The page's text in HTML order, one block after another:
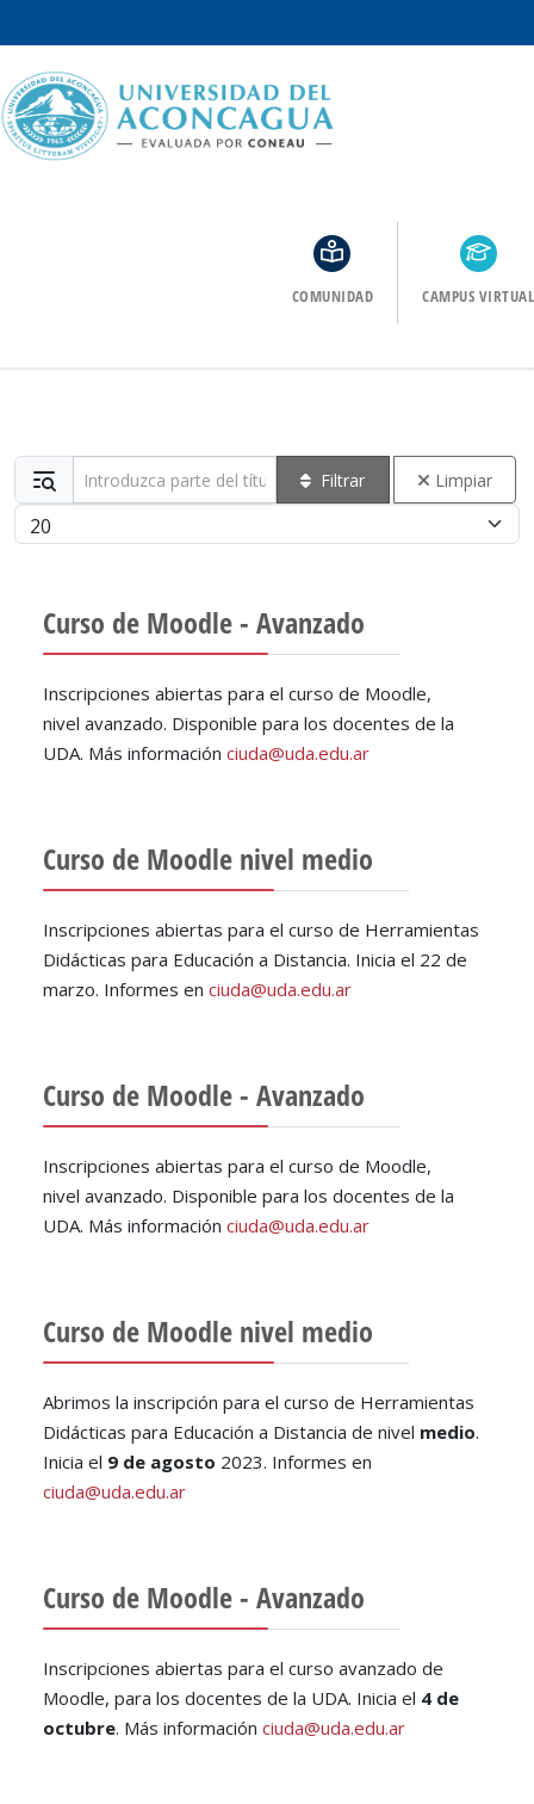
COMUNIDAD CAMPUS VIRTUAL
Introduzca parte del título Filtrar Limpiar
Cantidad a mostrar
Curso de Moodle - Avanzado
Inscripciones abiertas para el curso de Moodle,
nivel avanzado. Disponible para los docentes de la
UDA. Más información ciuda@uda.edu.ar
Curso de Moodle nivel medio
Inscripciones abiertas para el curso de Herramientas
Didácticas para Educación a Distancia. Inicia el 22 de
marzo. Informes en ciuda@uda.edu.ar
Curso de Moodle - Avanzado
Inscripciones abiertas para el curso de Moodle,
nivel avanzado. Disponible para los docentes de la
UDA. Más información ciuda@uda.edu.ar
Curso de Moodle nivel medio
Abrimos la inscripción para el curso de Herramientas
Didácticas para Educación a Distancia de nivel medio.
Inicia el 9 de agosto 2023. Informes en
ciuda@uda.edu.ar
Curso de Moodle - Avanzado
Inscripciones abiertas para el curso avanzado de
Moodle, para los docentes de la UDA. Inicia el 4 de
octubre. Más información ciuda@uda.edu.ar